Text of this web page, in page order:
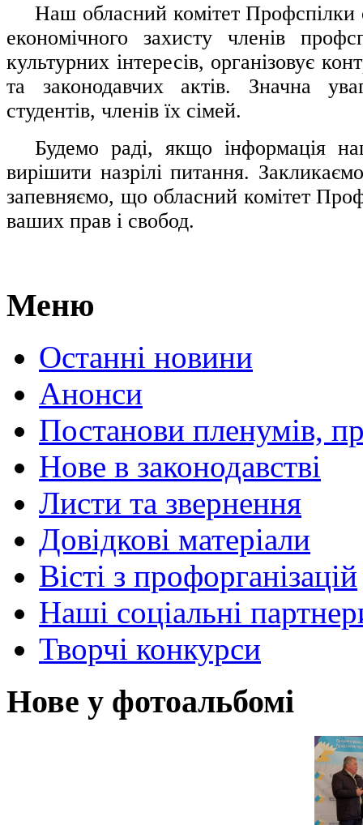
Наш обласний комітет Профспілки
економічного захисту членів
культурних інтересів, організовує
та законодавчих актів. Значна
студентів, членів їх сімей.
Будемо раді, якщо інформація
вирішити назрілі питання.
запевняємо, що обласний комітет
ваших прав і свобод.
Меню
Останні новини
Анонси
Постанови пленумів,
Нове в законодавстві
Листи та звернення
Довідкові матеріали
Вісті з профорганізацій
Наші соціальні
Творчі конкурси
Нове у фотоальбомі